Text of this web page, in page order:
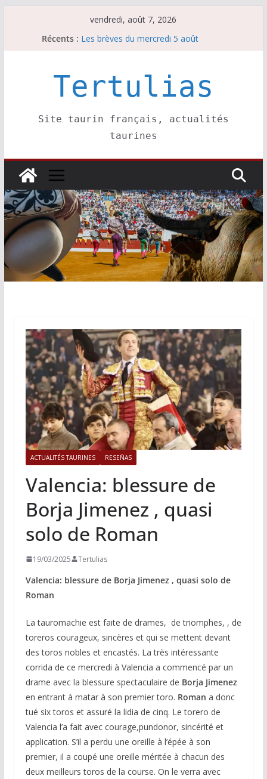
vendredi, août 7, 2026
Récents : Les brèves du mercredi 5 août
Escalafón 2026 – novilleros –
Les brèves du jeudi 6 août
Tertulias
Site taurin français, actualités
taurines
ACTUALITÉS TAURINES RESEÑAS
Valencia: blessure de
Borja Jimenez , quasi
solo de Roman
19/03/2025 Tertulias
Valencia: blessure de Borja Jimenez , quasi solo de
Roman
La tauromachie est faite de drames, de triomphes, , de
toreros courageux, sincères et qui se mettent devant
des toros nobles et encastés. La très intéressante
corrida de ce mercredi à Valencia a commencé par un
drame avec la blessure spectaculaire de Borja Jimenez
en entrant à matar à son premier toro. Roman a donc
tué six toros et assuré la lidia de cinq. Le torero de
Valencia l’a fait avec courage,pundonor, sincérité et
application. S’il a perdu une oreille à l’épée à son
premier, il a coupé une oreille méritée à chacun des
deux meilleurs toros de la course. On le verra avec